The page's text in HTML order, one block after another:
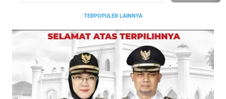
TERPOPULER LAINNYA